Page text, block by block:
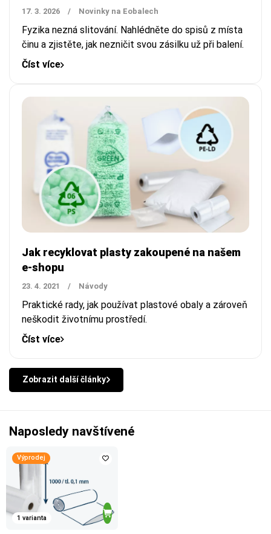
17. 3. 2026 / Novinky na Eobalech
Fyzika nezná slitování. Nahlédněte do spisů z místa
činu a zjistěte, jak nezničit svou zásilku už při balení.
Číst více
Jak recyklovat plasty zakoupené na našem
e-shopu
23. 4. 2021 / Návody
Praktické rady, jak používat plastové obaly a zároveň
neškodit životnímu prostředí.
Číst více
Zobrazit další články
Naposledy navštívené
Výprodej
1 varianta